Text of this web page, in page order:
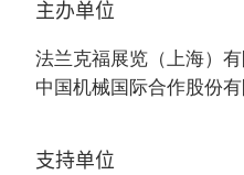
主办单位
法兰克福展览（上海）有
中国机械国际合作股份有
支持单位